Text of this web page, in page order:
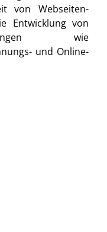
von Webseiten-
Entwicklung von
wie
und Online-